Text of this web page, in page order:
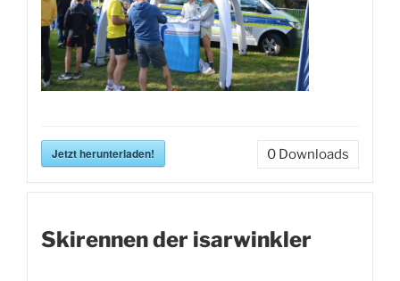
Jetzt herunterladen! 0 Downloads
Skirennen der isarwinkler